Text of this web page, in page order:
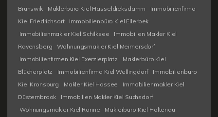
Brunswik
Maklerbüro Kiel Hasseldieksdamm
Immobilienfirma
Kiel Friedrichsort
Immobilienbüro Kiel Ellerbek
Immobilienmakler Kiel Schilksee
Immobilien Makler Kiel
Ravensberg
Wohnungsmakler Kiel Meimersdorf
Immobilienfirmen Kiel Exerzierplatz
Maklerbüro Kiel
Blücherplatz
Immobilienfirma Kiel Wellingdorf
Immobilienbüro
Kiel Kronsburg
Makler Kiel Hassee
Immobilienmakler Kiel
Düsternbrook
Immobilien Makler Kiel Suchsdorf
Wohnungsmakler Kiel Rönne
Maklerbüro Kiel Holtenau